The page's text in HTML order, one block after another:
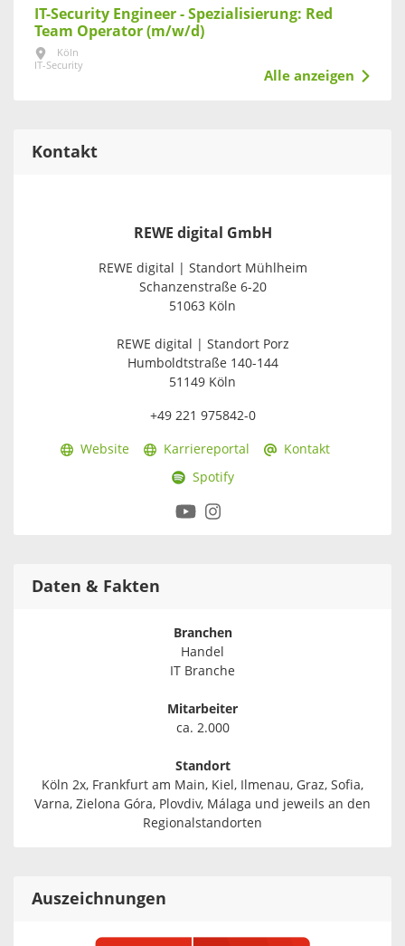
IT-Security Engineer - Spezialisierung: Red
Team Operator (m/w/d)
Köln
IT-Security
Alle anzeigen
Kontakt
REWE digital GmbH
REWE digital | Standort Mühlheim
Schanzenstraße 6-20
51063 Köln
REWE digital | Standort Porz
Humboldtstraße 140-144
51149 Köln
+49 221 975842-0
Website Karriereportal
Kontakt
Spotify
Daten & Fakten
Branchen
Handel
IT Branche
Mitarbeiter
ca. 2.000
Standort
Köln 2x, Frankfurt am Main, Kiel, Ilmenau, Graz, Sofia,
Varna, Zielona Góra, Plovdiv, Málaga und jeweils an den
Regionalstandorten
Auszeichnungen